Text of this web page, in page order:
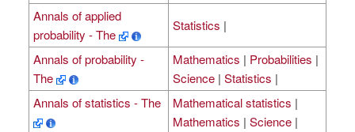
Annals of applied
probability - The
Statistics |
Annals of probability -
The
Mathematics | Probabilities |
Science | Statistics |
Annals of statistics - The
Mathematical statistics |
Mathematics | Science |